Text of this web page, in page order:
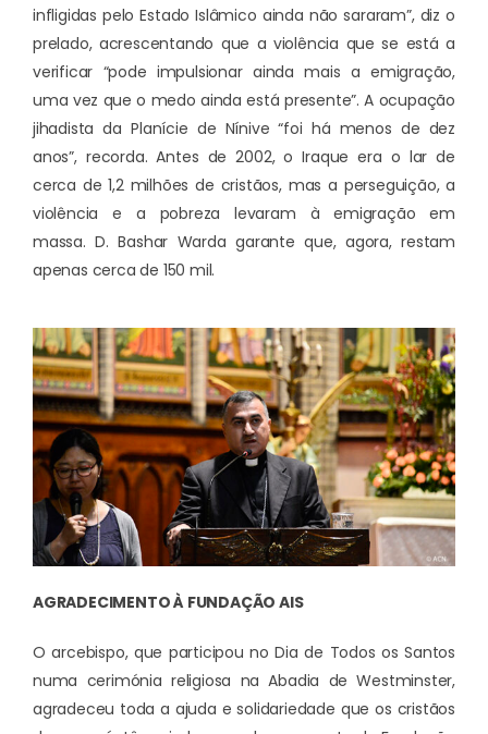
infligidas pelo Estado Islâmico ainda não sararam”, diz o
prelado, acrescentando que a violência que se está a
verificar “pode impulsionar ainda mais a emigração,
uma vez que o medo ainda está presente”. A ocupação
jihadista da Planície de Nínive “foi há menos de dez
anos”, recorda. Antes de 2002, o Iraque era o lar de
cerca de 1,2 milhões de cristãos, mas a perseguição, a
violência e a pobreza levaram à emigração em
massa. D. Bashar Warda garante que, agora, restam
apenas cerca de 150 mil.
AGRADECIMENTO À FUNDAÇÃO AIS
O arcebispo, que participou no Dia de Todos os Santos
numa cerimónia religiosa na Abadia de Westminster,
agradeceu toda a ajuda e solidariedade que os cristãos